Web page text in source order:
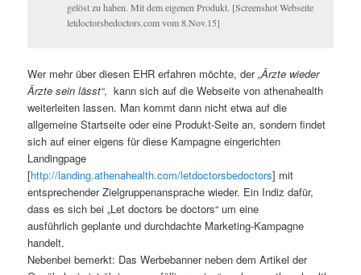
gelöst zu haben. Mit dem eigenen Produkt. [Screenshot Webseite
letdoctorsbedoctors.com vom 8.Nov.15]
Wer mehr über diesen EHR erfahren möchte, der„Ärzte wieder
Ärzte sein lässt“, kann sich auf die Webseite von athenahealth
weiterleiten lassen. Man kommt dann nicht etwa auf die
allgemeine Startseite oder eine Produkt-Seite an, sondern findet
sich auf einer eigens für diese Kampagne eingerichten
Landingpage
[http://landing.athenahealth.com/letdoctorsbedoctors] mit
entsprechender Zielgruppenansprache wieder. Ein Indiz dafür,
dass es sich bei „Let doctors be doctors“ um eine
ausführlich geplante und durchdachte Marketing-Kampagne
handelt.
Nebenbei bemerkt: Das Werbebanner neben dem Artikel der